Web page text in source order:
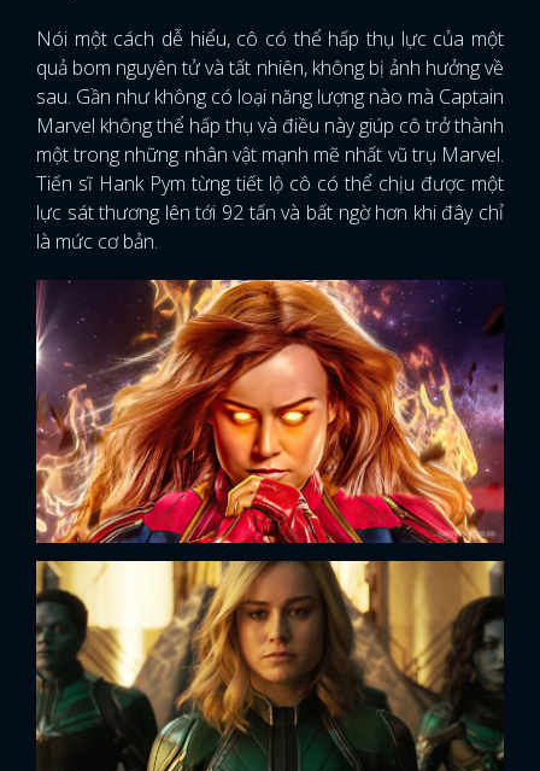
Nói một cách dễ hiểu, cô có thể hấp thụ lực của một
quả bom nguyên tử và tất nhiên, không bị ảnh hưởng về
sau. Gần như không có loại năng lượng nào mà Captain
Marvel không thể hấp thụ và điều này giúp cô trở thành
một trong những nhân vật mạnh mẽ nhất vũ trụ Marvel.
Tiến sĩ Hank Pym từng tiết lộ cô có thể chịu được một
lực sát thương lên tới 92 tấn và bất ngờ hơn khi đây chỉ
là mức cơ bản.